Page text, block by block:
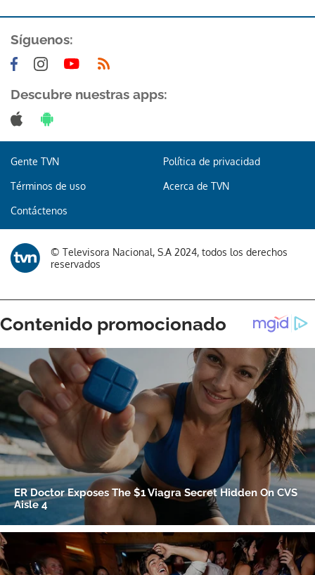
Síguenos:
Descubre nuestras apps:
Gente TVN Política de privacidad
Términos de uso Acerca de TVN
Contáctenos
© Televisora Nacional, S.A 2024, todos los derechos
reservados